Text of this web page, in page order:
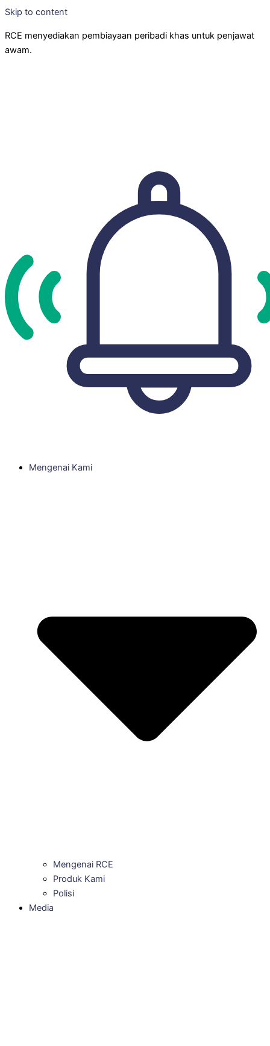
Skip to content
RCE menyediakan pembiayaan peribadi khas untuk penjawat
awam.
Mengenai Kami
Mengenai RCE
Produk Kami
Polisi
Media